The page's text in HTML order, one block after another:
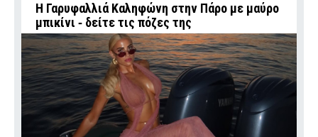
Η Γαρυφαλλιά Καληφώνη στην Πάρο με μαύρο
μπικίνι ‑ δείτε τις πόζες της